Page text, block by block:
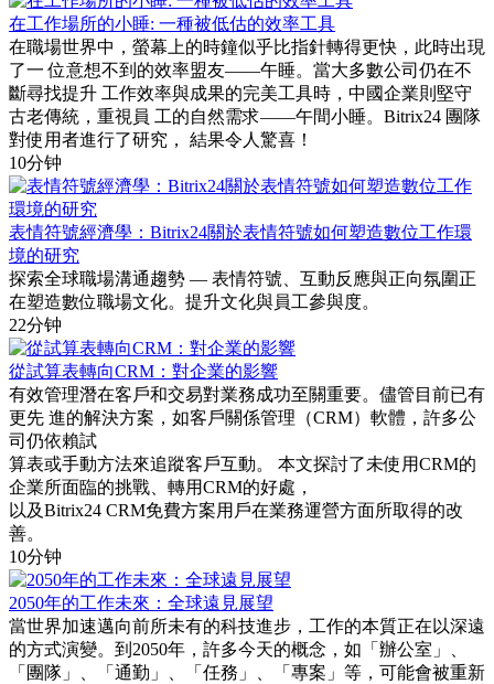
在工作場所的小睡: 一種被低估的效率工具
在職場世界中，螢幕上的時鐘似乎比指針轉得更快，此時出現
了一 位意想不到的效率盟友——午睡。當大多數公司仍在不
斷尋找提升 工作效率與成果的完美工具時，中國企業則堅守
古老傳統，重視員 工的自然需求——午間小睡。Bitrix24 團隊
對使用者進行了研究， 結果令人驚喜！
10分钟
表情符號經濟學：Bitrix24關於表情符號如何塑造數位工作環
境的研究
探索全球職場溝通趨勢 — 表情符號、互動反應與正向氛圍正
在塑造數位職場文化。提升文化與員工參與度。
22分钟
從試算表轉向CRM：對企業的影響
有效管理潛在客戶和交易對業務成功至關重要。儘管目前已有
更先 進的解決方案，如客戶關係管理（CRM）軟體，許多公
司仍依賴試
算表或手動方法來追蹤客戶互動。 本文探討了未使用CRM的
企業所面臨的挑戰、轉用CRM的好處，
以及Bitrix24 CRM免費方案用戶在業務運營方面所取得的改
善。
10分钟
2050年的工作未來：全球遠見展望
當世界加速邁向前所未有的科技進步，工作的本質正在以深遠
的方式演變。到2050年，許多今天的概念，如「辦公室」、
「團隊」、「通勤」、「任務」、「專案」等，可能會被重新